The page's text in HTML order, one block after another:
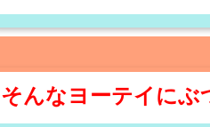
そんなヨーテイに